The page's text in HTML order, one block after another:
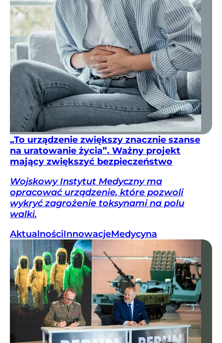
„To urządzenie zwiększy znacznie szanse
na uratowanie życia”. Ważny projekt
mający zwiększyć bezpieczeństwo
Wojskowy Instytut Medyczny ma
opracować urządzenie, które pozwoli
wykryć zagrożenie toksynami na polu
walki.
AktualnościInnowacjeMedycyna